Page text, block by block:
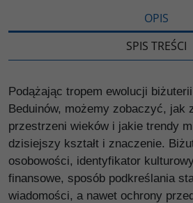
OPIS
SPIS TREŚCI
Podążając tropem ewolucji
Beduinów, możemy zobaczyć, jak
przestrzeni wieków i jakie trendy
dzisiejszy kształt i znaczenie.
osobowości, identyfikator
finansowe, sposób podkreślania
wiadomości, a nawet ochrony